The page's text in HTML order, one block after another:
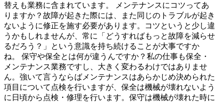
替えも業務に含まれています。 メンテナンスにコツってあ
りますか？故障が起きた際には、また同じのトラブルが起き
ないように修正を施す必要があります。コツというと少し違
うかもしれませんが、常に「どうすればもっと故障を減らせ
るだろう？」という意識を持ち続けることが大事ですか
ね。 保守や保全とは何が違うんですか？私の仕事も保全・
メンテナンス業務ですし、大きく変わるわけではありませ
ん。強いて言うならばメンテナンスはあらかじめ決められた
項目について点検を行いますが、保全は機械が壊れないよう
に日頃から点検・修理を行います。保守は機械が壊れた時に